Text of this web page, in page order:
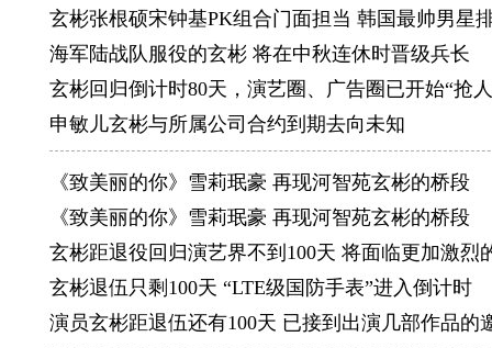
人，但是
出好看的
E-mail（
有。可能
Football
是最喜欢
守人员
Girl
玄彬张根硕宋钟基PK组合门面担当 韩国最帅男星
海军陆战队服役的玄彬 将在中秋连休时晋级兵长
玄彬回归倒计时80天，演艺圈、广告圈已开始“抢
申敏儿玄彬与所属公司合约到期去向未知
《致美丽的你》雪莉珉豪 再现河智苑玄彬的桥段
《致美丽的你》雪莉珉豪 再现河智苑玄彬的桥段
玄彬距退役回归演艺界不到100天 将面临更加激烈
玄彬退伍只剩100天 “LTE级国防手表”进入倒计时
演员玄彬距退伍还有100天 已接到出演几部作品的